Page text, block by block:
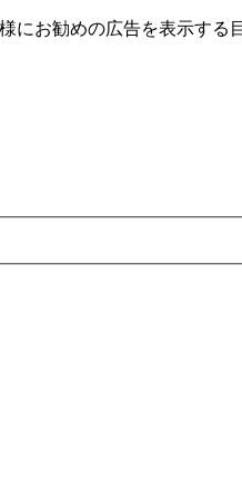
お勧めの広告を表⽰する